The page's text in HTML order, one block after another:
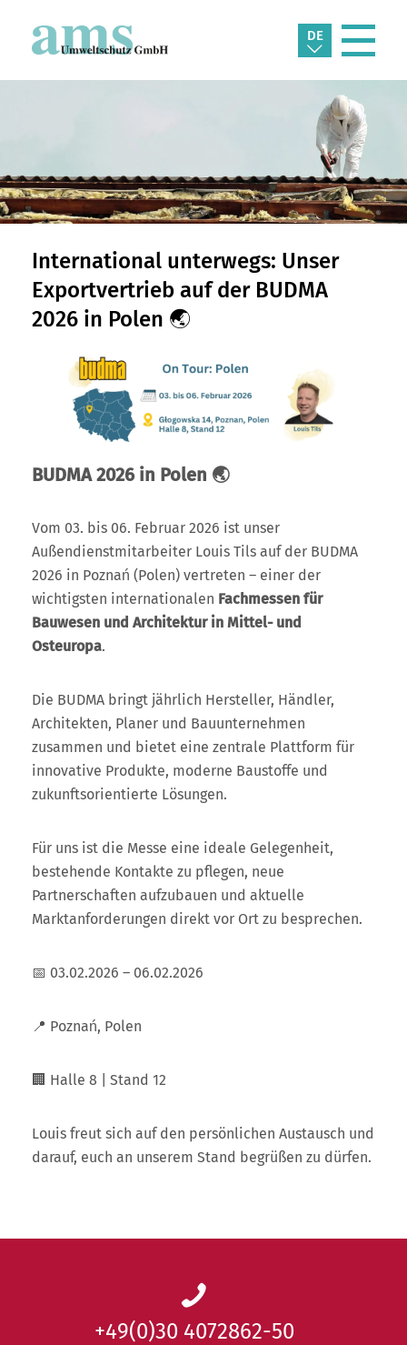
DE
International unterwegs: Unser
Exportvertrieb auf der BUDMA
2026 in Polen 🌏
BUDMA 2026 in Polen 🌏
Vom 03. bis 06. Februar 2026 ist unser
Außendienstmitarbeiter Louis Tils auf der BUDMA
2026 in Poznań (Polen) vertreten – einer der
wichtigsten internationalen Fachmessen für
Bauwesen und Architektur in Mittel- und
Osteuropa.
Die BUDMA bringt jährlich Hersteller, Händler,
Architekten, Planer und Bauunternehmen
zusammen und bietet eine zentrale Plattform für
innovative Produkte, moderne Baustoffe und
zukunftsorientierte Lösungen.
Für uns ist die Messe eine ideale Gelegenheit,
bestehende Kontakte zu pflegen, neue
Partnerschaften aufzubauen und aktuelle
Marktanforderungen direkt vor Ort zu besprechen.
📅 03.02.2026 – 06.02.2026
📍 Poznań, Polen
🏢 Halle 8 | Stand 12
Louis freut sich auf den persönlichen Austausch und
darauf, euch an unserem Stand begrüßen zu dürfen.
+49(0)30 4072862-50